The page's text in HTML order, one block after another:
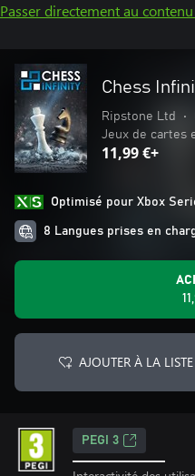
Passer directement au
Chess
Ripstone Ltd •
Jeux de cartes
11,99 €+
Optimisé pour Xbox
8 Langues prises en
AJOUTER À LA
PEGI 3